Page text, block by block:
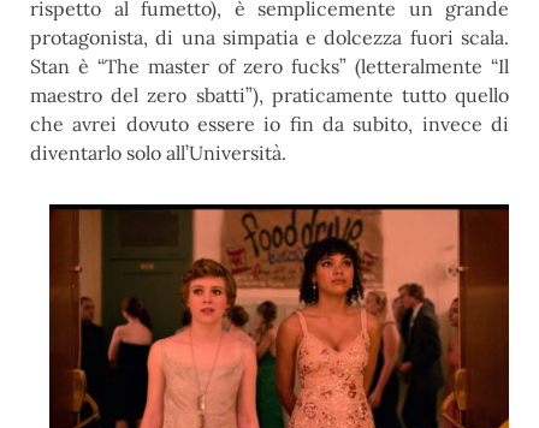
rispetto al fumetto), è semplicemente un grande
protagonista, di una simpatia e dolcezza fuori scala.
Stan è “The master of zero fucks” (letteralmente “Il
maestro del zero sbatti”), praticamente tutto quello
che avrei dovuto essere io fin da subito, invece di
diventarlo solo all’Università.